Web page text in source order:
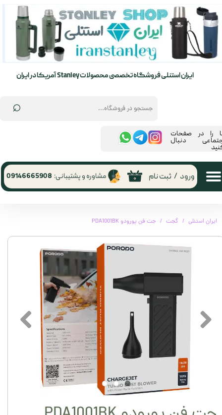
⌕
ایران استنلی فروشگاه تخصصی محصولات Stanley آمریکا در ایران
۰ ورود / ثبت نام
حساب کاربری من
تغییر گذر واژه
مشاوره و پشتیبانی: 09146665908
را در صفحات
دنبال
ایران استنلی گجت جت فن پورودو PDA1001BK